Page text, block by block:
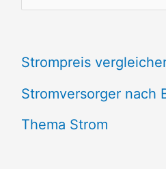
u
h
e
n
Strompreis
Stromversorger nach
Thema Strom